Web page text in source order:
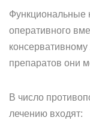
Функциональные
оперативного
препаратов они
В число
лечению входят: